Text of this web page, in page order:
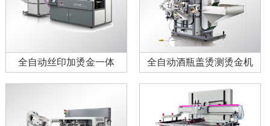
全自动丝印加烫金一体 全自动酒瓶盖烫测烫金机